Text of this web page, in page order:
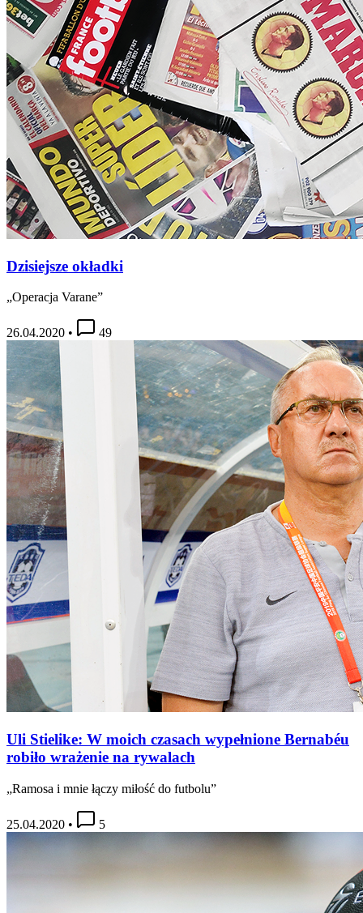
Dzisiejsze okładki
„Operacja Varane”
26.04.2020 • 49
Uli Stielike: W moich czasach wypełnione Bernabéu
robiło wrażenie na rywalach
„Ramosa i mnie łączy miłość do futbolu”
25.04.2020 • 5